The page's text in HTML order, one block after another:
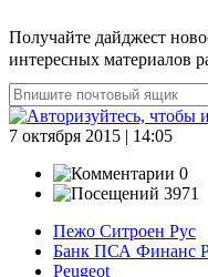
Получайте дайджест
интересных материалов
7 октября 2015 | 14:05
0
3971
Пежо Ситроен Рус
Банк ПСА Финанс
Peugeot